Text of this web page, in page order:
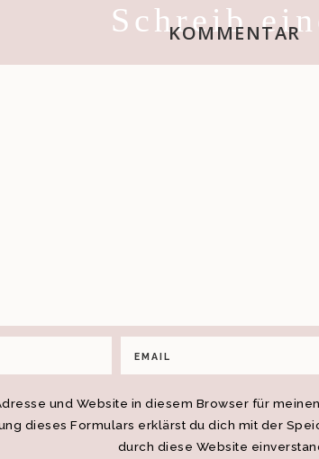
Schreib
KOMMENTAR
und Website in diesem Browser für
dieses Formulars erklärst du dich mit der
durch diese Website